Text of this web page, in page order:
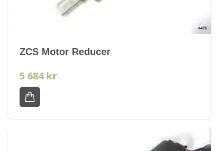
ZCS Motor Reducer
5 684 kr